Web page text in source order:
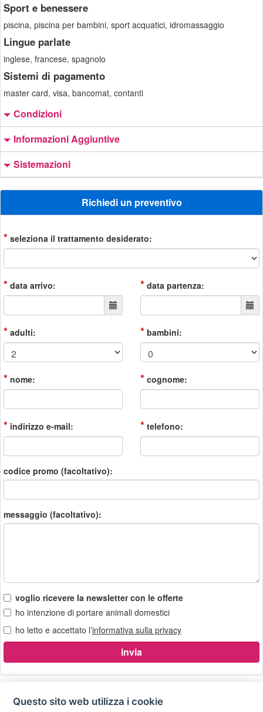
Sport e benessere
piscina, piscina per bambini, sport acquatici, idromassaggio
Lingue parlate
inglese, francese, spagnolo
Sistemi di pagamento
master card, visa, bancomat, contanti
Condizioni
Informazioni Aggiuntive
Sistemazioni
Richiedi un preventivo
* seleziona il trattamento desiderato:
* data arrivo: * data partenza:
* adulti: * bambini:
* nome: * cognome:
* indirizzo e-mail: * telefono:
codice promo (facoltativo):
messaggio (facoltativo):
voglio ricevere la newsletter con le offerte
ho intenzione di portare animali domestici
ho letto e accettato l’informativa sulla privacy
Questo sito web utilizza i cookie